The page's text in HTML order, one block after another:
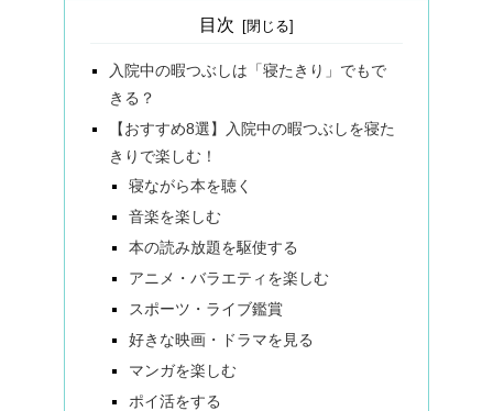
目次
入院中の暇つぶしは「寝たきり」でもで
きる？
【おすすめ8選】入院中の暇つぶしを寝た
きりで楽しむ！
寝ながら本を聴く
音楽を楽しむ
本の読み放題を駆使する
アニメ・バラエティを楽しむ
スポーツ・ライブ鑑賞
好きな映画・ドラマを見る
マンガを楽しむ
ポイ活をする